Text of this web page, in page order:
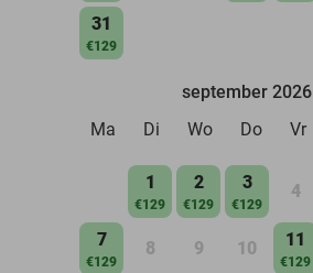
31
€129
september 2026
Ma
Di Wo Do Vr
1
€129
2
€129
3
€129
4
7
€129
8 9 10 11
€129